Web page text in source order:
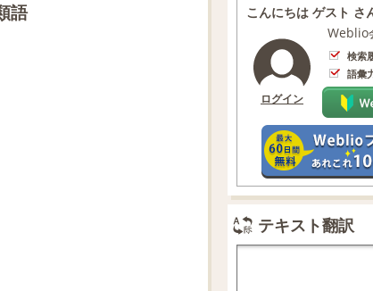
語 こんにちは ゲスト さ
ログイン
Weblio
検索
語彙
テキスト翻訳